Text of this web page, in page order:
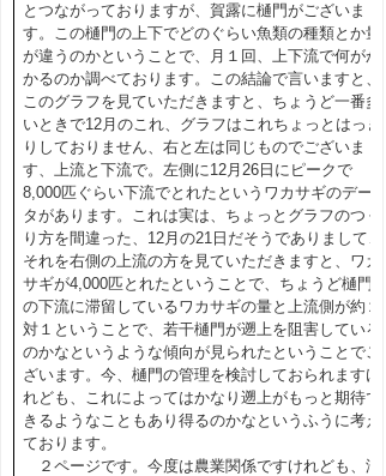
とつながっておりますが、賀露に樋門がございま
す。この樋門の上下でどのぐらい魚類の種類とか量
が違うのかということで、月１回、上下流で何がか
かるのか調べております。この結論で言いますと、
このグラフを見ていただきますと、ちょうど一番多
いときで12月のこれ、グラフはこれちょっとはっき
りしておりません、右と左は同じものでございま
す、上流と下流で。左側に12月26日にピークで
8,000匹ぐらい下流でとれたというワカサギのデー
タがあります。これは実は、ちょっとグラフのつく
り方を間違った、12月の21日だそうでありまして、
それを右側の上流の方を見ていただきますと、ワカ
サギが4,000匹とれたということで、ちょうど樋門
の下流に滞留しているワカサギの量と上流側が約２
対１ということで、若干樋門が遡上を阻害している
のかなというような傾向が見られたということでご
ざいます。今、樋門の管理を検討しておられますけ
れども、これによってはかなり遡上がもっと期待で
きるようなこともあり得るのかなというふうに考え
ております。
２ページです。今度は農業関係ですけれども、湖